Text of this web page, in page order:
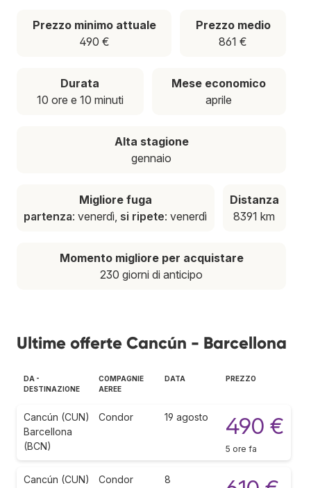
Prezzo minimo attuale
490 €
Prezzo medio
861 €
Durata
10 ore e 10 minuti
Mese economico
aprile
Alta stagione
gennaio
Migliore fuga
partenza: venerdì, si ripete: venerdì
Distanza
8391 km
Momento migliore per acquistare
230 giorni di anticipo
Ultime offerte Cancún - Barcellona
DA -
DESTINAZIONE
COMPAGNIE
AEREE
DATA PREZZO
Cancún (CUN)
Barcellona
(BCN)
Condor 19 agosto 490 €
5 ore fa
Cancún (CUN)
Condor
8